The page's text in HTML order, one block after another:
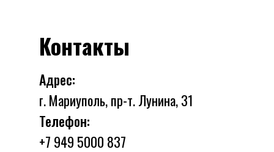
Адрес:
г. Мариуполь, пр-т. Лунина, 31
Телефон:
+7 949 5000 837
Контакты